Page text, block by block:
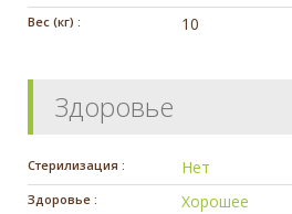
Вес (кг) :
10
Здоровье
Стерилизация : Нет
Здоровье : Хорошее